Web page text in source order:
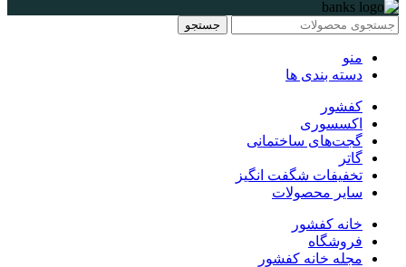
جستجو
منو
دسته بندی ها
کفشور
اکسسوری
گجت‌های ساختمانی
گاتر
تخفیفات شگفت انگیز
سایر محصولات
خانه کفشور
فروشگاه
مجله خانه کفشور